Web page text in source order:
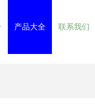
产品大全 联系我们